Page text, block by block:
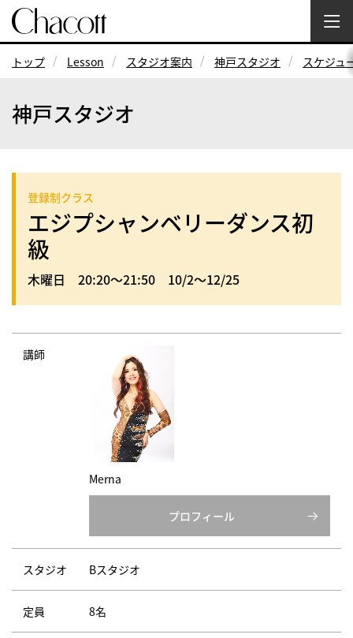
トップ Lesson スタジオ案内 神戸スタジオ スケジュ
神戸スタジオ
登録制クラス
エジプシャンベリーダンス初
級
木曜日 20:20～21:50 10/2～12/25
講師
Merna
プロフィール
スタジオ Bスタジオ
定員 8名